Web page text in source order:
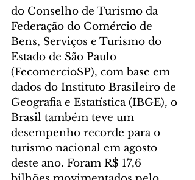
do Conselho de Turismo da
Federação do Comércio de
Bens, Serviços e Turismo do
Estado de São Paulo
(FecomercioSP), com base em
dados do Instituto Brasileiro de
Geografia e Estatística (IBGE), o
Brasil também teve um
desempenho recorde para o
turismo nacional em agosto
deste ano. Foram R$ 17,6